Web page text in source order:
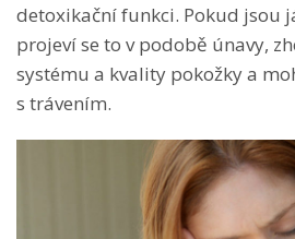
detoxikační funkci. Pokud jsou
projeví se to v podobě únavy,
systému a kvality pokožky a
s trávením.